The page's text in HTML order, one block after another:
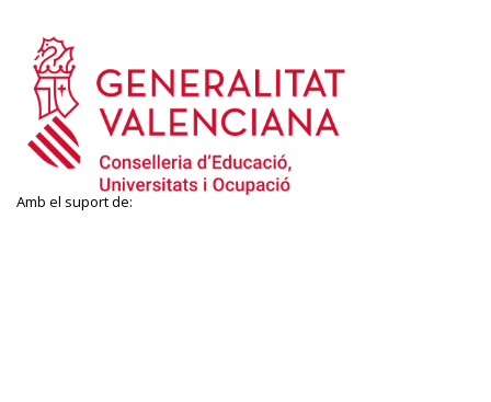
Amb el suport de: